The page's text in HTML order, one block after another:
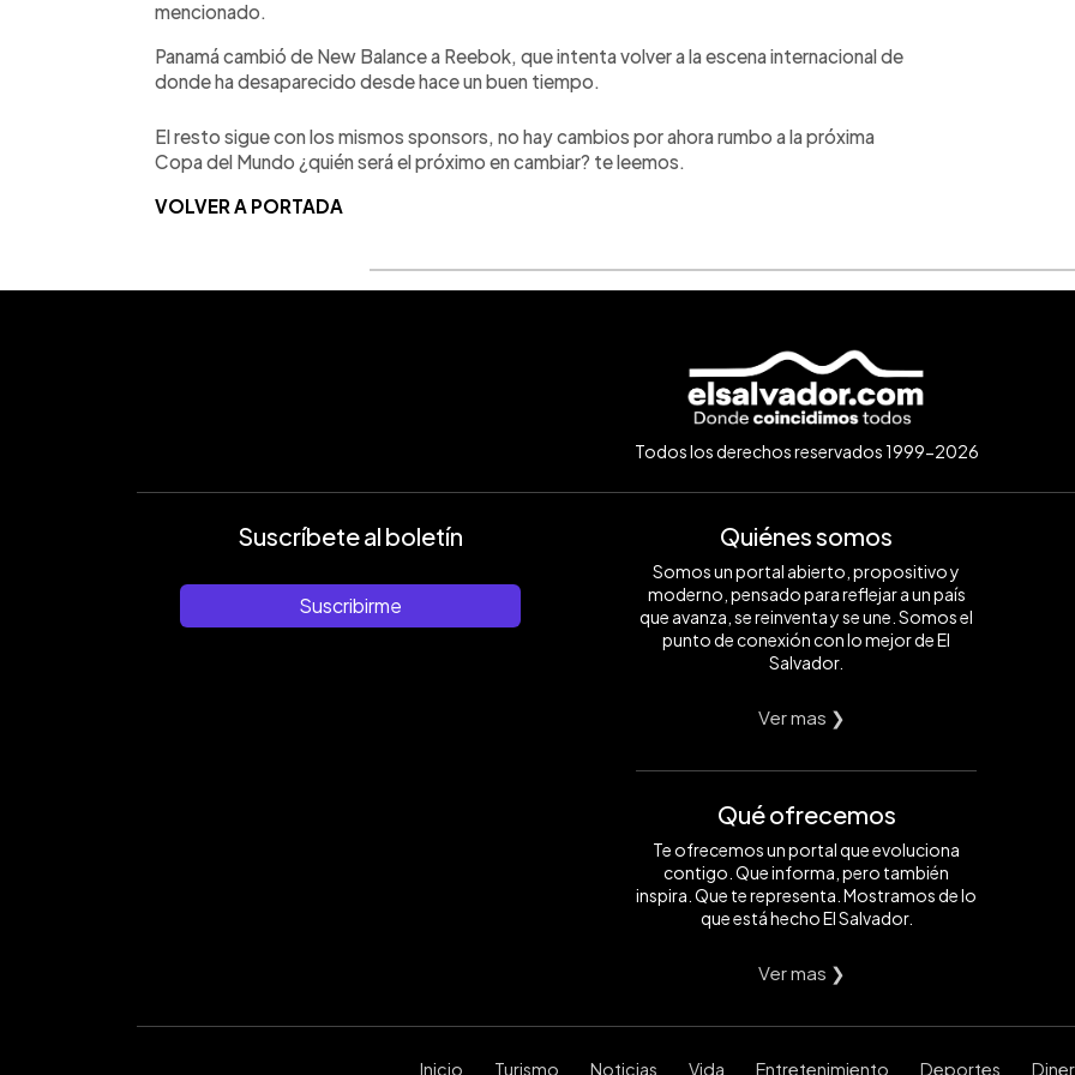
mencionado.
Panamá cambió de New Balance a Reebok, que intenta volver a la escena internacional de
donde ha desaparecido desde hace un buen tiempo.
El resto sigue con los mismos sponsors, no hay cambios por ahora rumbo a la próxima
Copa del Mundo ¿quién será el próximo en cambiar? te leemos.
VOLVER A PORTADA
Todos los derechos reservados 1999-2026
Suscríbete al boletín
Suscribirme
Quiénes somos
Somos un portal abierto, propositivo y
moderno, pensado para reflejar a un país
que avanza, se reinventa y se une. Somos el
punto de conexión con lo mejor de El
Salvador.
Ver mas ❯
Qué ofrecemos
Te ofrecemos un portal que evoluciona
contigo. Que informa, pero también
inspira. Que te representa. Mostramos de lo
que está hecho El Salvador.
Ver mas ❯
Inicio Turismo Noticias Vida Entretenimiento Deportes